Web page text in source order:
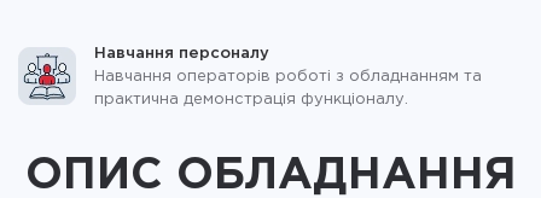
Навчання персоналу
Навчання операторів роботі з обладнанням та
практична демонстрація функціоналу.
ОПИС ОБЛАДНАННЯ